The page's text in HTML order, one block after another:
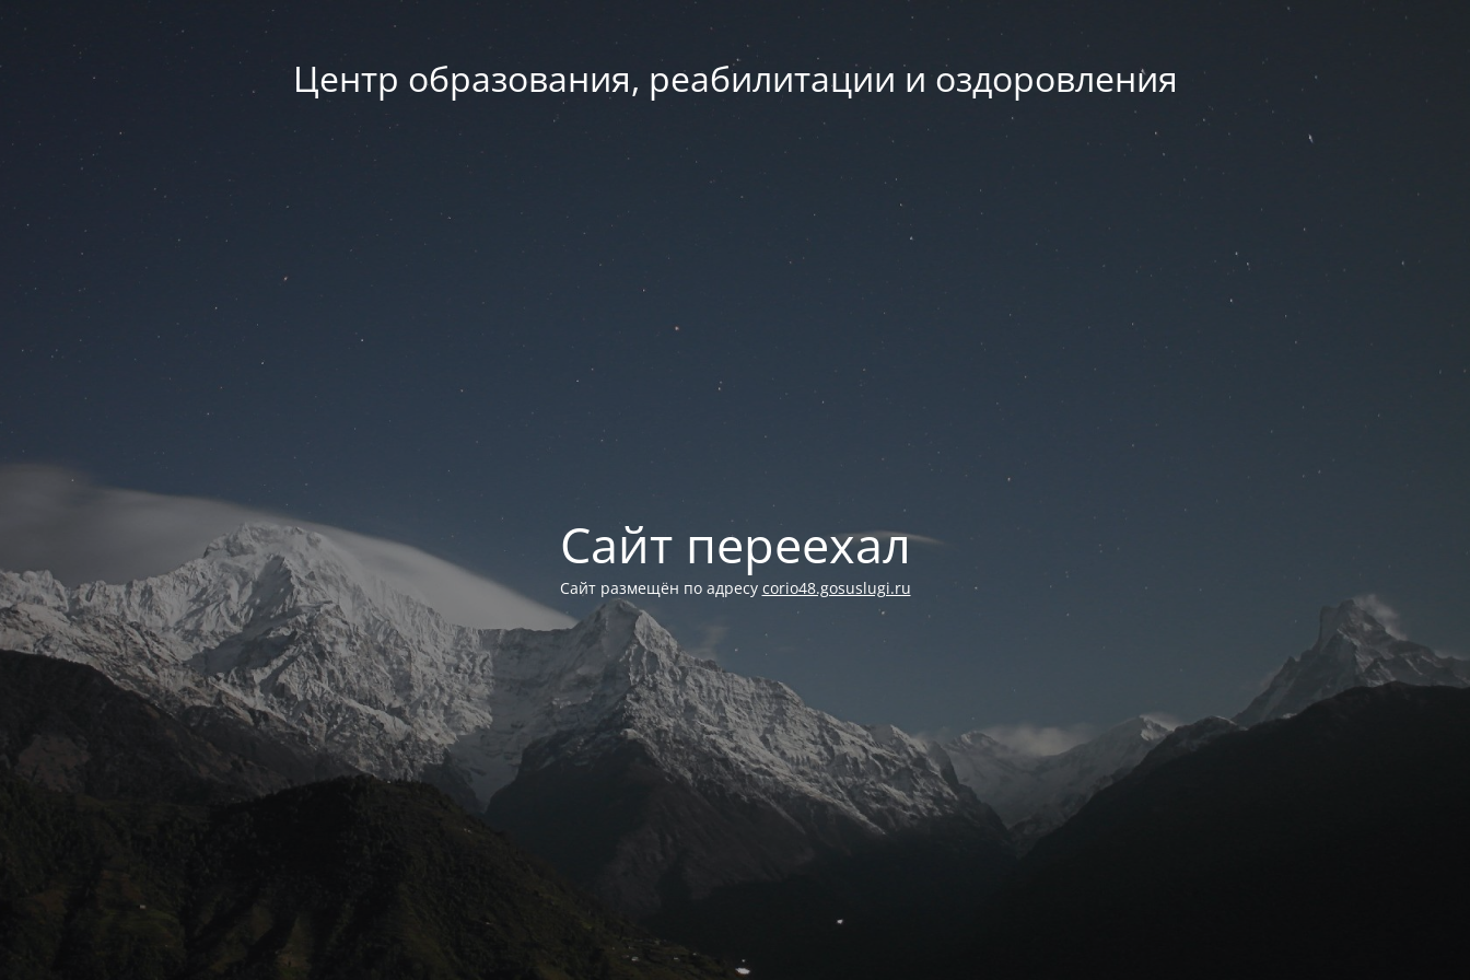
Центр образования, реабилитации и оздоровления
Сайт переехал
Сайт размещён по адресу corio48.gosuslugi.ru